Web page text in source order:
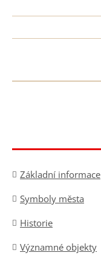
Základní informace
Symboly města
Historie
Významné objekty